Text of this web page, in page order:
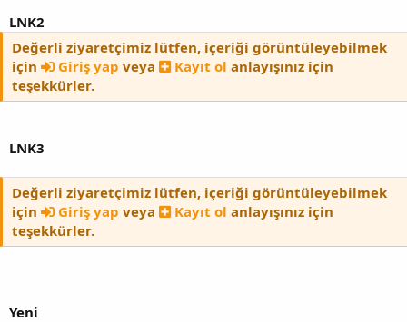
LNK2
Değerli ziyaretçimiz lütfen, içeriği görüntüleyebilmek
için
Giriş yap veya Kayıt ol anlayışınız için
teşekkürler.
LNK3
Değerli ziyaretçimiz lütfen, içeriği görüntüleyebilmek
için
Giriş yap veya Kayıt ol anlayışınız için
teşekkürler.
Yeni